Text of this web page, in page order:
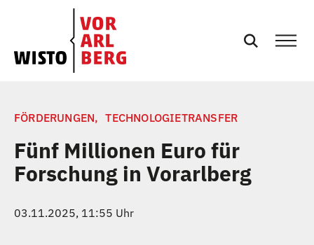
EVENTS
FÖRDERUNGEN, TECHNOLOGIETRANSFER
Fünf Millionen Euro für
Forschung in Vorarlberg
03.11.2025, 11:55 Uhr